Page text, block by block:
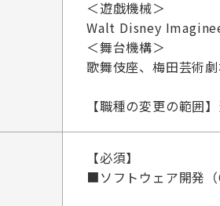
＜遊戯機械＞
Walt Disney
＜舞台機構＞
歌舞伎座、梅田芸術
【職種の変更の範囲
【必須】
■ソフトウェア開発（